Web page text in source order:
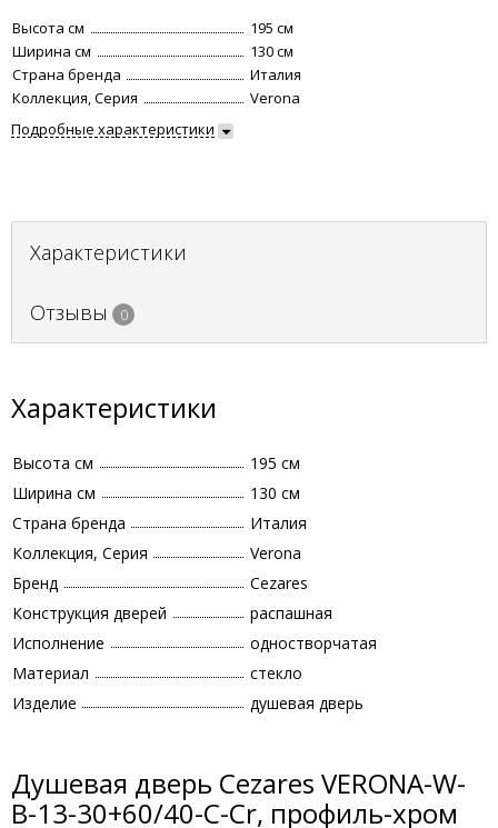
Высота см
195 см
Ширина см
130 см
Страна бренда
Италия
Коллекция, Серия
Verona
Подробные характеристики
Характеристики
Отзывы 0
Характеристики
Высота см
195 см
Ширина см
130 см
Страна бренда
Италия
Коллекция, Серия
Verona
Бренд
Cezares
Конструкция дверей
распашная
Исполнение
одностворчатая
Материал
стекло
Изделие
душевая дверь
Душевая дверь Cezares VERONA-W-
B-13-30+60/40-C-Cr, профиль-хром